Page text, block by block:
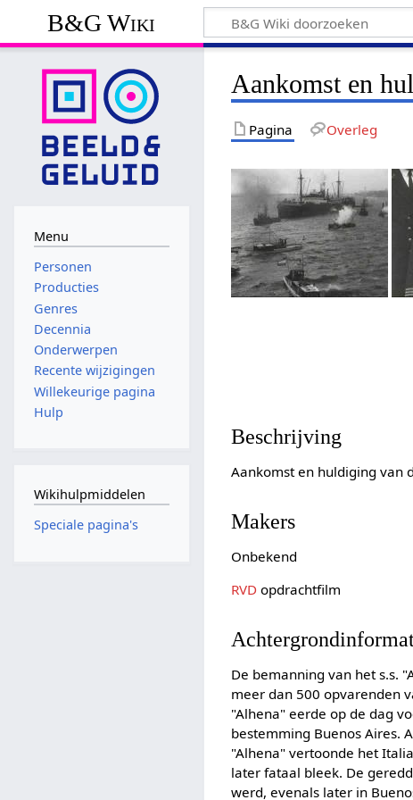
B&G Wiki
Aankomst en
Pagina Overleg
Beschrijving
Aankomst en huldiging van
Makers
Onbekend
RVD opdrachtfilm
De bemanning van het s.s.
meer dan 500 opvarenden
"Alhena" eerde op de dag
bestemming Buenos Aires.
"Alhena" vertoonde het
later fataal bleek. De
werd, evenals later in
Menu
Personen
Producties
Genres
Decennia
Onderwerpen
Recente wijzigingen
Willekeurige pagina
Hulp
Wikihulpmiddelen
Speciale pagina's